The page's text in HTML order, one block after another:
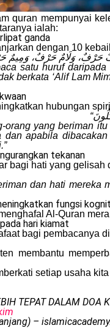
quran mempunyai
ialah:
ganda
dengan 10
satu huruf
berkata ‘Alif Lam
hubungan
orang yang beriman
dan apabila
tekanan
bagi hati yang gelisah
dan hati
fungsi
Al-Quran
hari kiamat
bagi pembacanya
membantu
setiap usaha
TEPAT DALAM DOA
–